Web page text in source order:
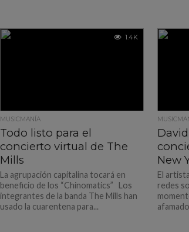
1.4K
MUSICMANÍA
Todo listo para el
concierto virtual de The
Mills
La agrupación capitalina tocará en
beneficio de los “Chinomatics” Los
integrantes de la banda The Mills han
usado la cuarentena para...
New
El
redes